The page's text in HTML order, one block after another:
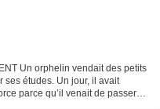
Un orphelin vendait des petits
ses études. Un jour, il avait
parce qu’il venait de passer